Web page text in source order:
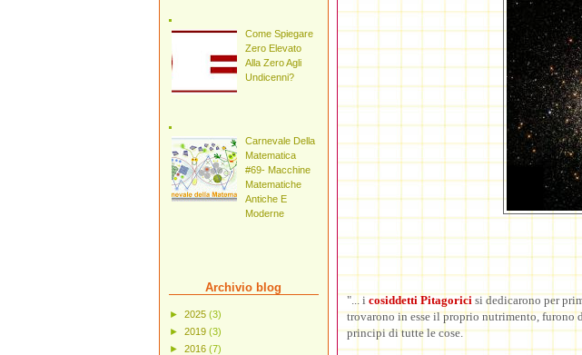
"... i cosiddetti Pitagoricisi dedicarono per
trovarono in esse il proprio nutrimento, furono
principi di tutte le cose.
Come Spiegare
Zero Elevato
Alla Zero Agli
Undicenni?
Carnevale Della
Matematica
#69- Macchine
Matematiche
Antiche E
Moderne
Archivio blog
► 2025 (3)
► 2019 (3)
► 2016 (7)